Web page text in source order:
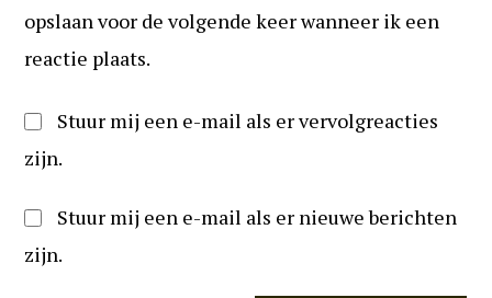
reageren
(optioneel)
opslaan voor de volgende keer wanneer ik een
reactie plaats.
Stuur mij een e-mail als er vervolgreacties
zijn.
Stuur mij een e-mail als er nieuwe berichten
zijn.